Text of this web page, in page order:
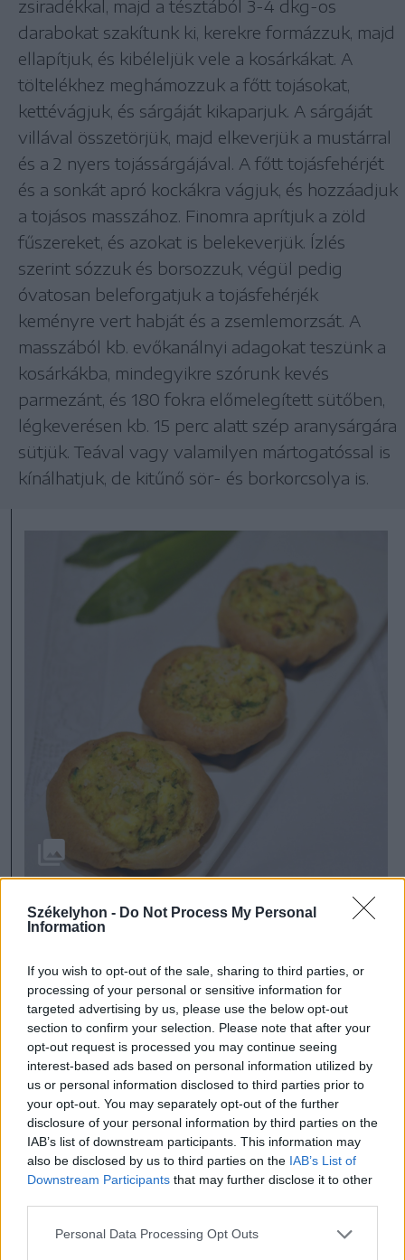
Székelyhon - Do Not Process My Personal
Information
If you wish to opt-out of the sale, sharing to third parties, or
processing of your personal or sensitive information for
targeted advertising by us, please use the below opt-out
section to confirm your selection. Please note that after your
opt-out request is processed you may continue seeing
interest-based ads based on personal information utilized by
us or personal information disclosed to third parties prior to
your opt-out. You may separately opt-out of the further
disclosure of your personal information by third parties on the
IAB’s list of downstream participants. This information may
also be disclosed by us to third parties on the IAB’s List of
Downstream Participants that may further disclose it to other
Personal Data Processing Opt Outs
zsiradékkal, majd a tésztából 3-4 dkg-os
darabokat szakítunk ki, kerekre formázzuk, majd
ellapítjuk, és kibéleljük vele a kosárkákat. A
töltelékhez meghámozzuk a főtt tojásokat,
kettévágjuk, és sárgáját kikaparjuk. A sárgáját
villával összetörjük, majd elkeverjük a mustárral
és a 2 nyers tojássárgájával. A főtt tojásfehérjét
és a sonkát apró kockákra vágjuk, és hozzáadjuk
a tojásos masszához. Finomra aprítjuk a zöld
fűszereket, és azokat is belekeverjük. Ízlés
szerint sózzuk és borsozzuk, végül pedig
óvatosan beleforgatjuk a tojásfehérjék
keményre vert habját és a zsemlemorzsát. A
masszából kb. evőkanálnyi adagokat teszünk a
kosárkákba, mindegyikre szórunk kevés
parmezánt, és 180 fokra előmelegített sütőben,
légkeverésen kb. 15 perc alatt szép aranysárgára
sütjük. Teával vagy valamilyen mártogatóssal is
kínálhatjuk, de kitűnő sör- és borkorcsolya is.
Tojáshabos sós kosárkák
FOTÓ: SÜTŐ EDITH
Maradék sonka, bárány
Húsvétkor talán sonkából is tudunk annyit
venni, hogy unja már a reggelihez a család.
A gasztroblogger szerint nem kell
elkeseredni emiatt, ugyanis a sonkának is
számos egyéb felhasználási módja van.
Ledarálva